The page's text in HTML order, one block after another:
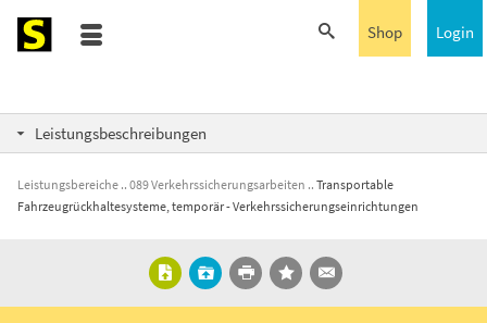
Login
Shop
Leistungsbeschreibungen
Leistungsbereiche 089 Verkehrssicherungsarbeiten
Transportable
Fahrzeugrückhaltesysteme, temporär - Verkehrssicherungseinrichtungen